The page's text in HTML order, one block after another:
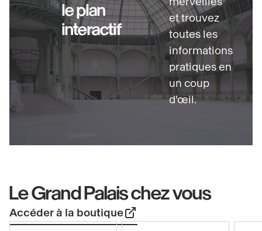
le plan
interactif
et trouvez
toutes les
informations
pratiques en
un coup
d'œil.
Le Grand Palais chez vous
Accéder à la boutique